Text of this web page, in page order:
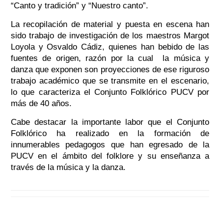
“Canto y tradición” y “Nuestro canto”.
La recopilación de material y puesta en escena han
sido trabajo de investigación de los maestros Margot
Loyola y Osvaldo Cádiz, quienes han bebido de las
fuentes de origen, razón por la cual la música y
danza que exponen son proyecciones de ese riguroso
trabajo académico que se transmite en el escenario,
lo que caracteriza el Conjunto Folklórico PUCV por
más de 40 años.
Cabe destacar la importante labor que el Conjunto
Folklórico ha realizado en la formación de
innumerables pedagogos que han egresado de la
PUCV en el ámbito del folklore y su enseñanza a
través de la música y la danza.